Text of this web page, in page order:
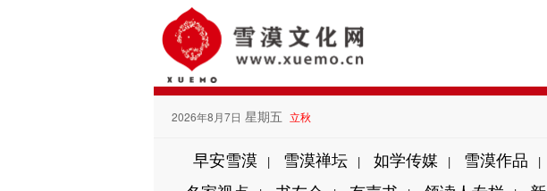
2026年8月7日 星期五 立秋
早安雪漠 | 雪漠禅坛 | 如学传媒 | 雪漠作品 |